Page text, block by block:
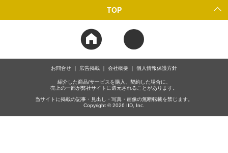
TOP
お問合せ 広告掲載 会社概要 個人情報保護方針
紹介した商品/サービスを購入、契約した場合に、
売上の一部が弊社サイトに還元されることがあります。
当サイトに掲載の記事・見出し・写真・画像の無断転載を禁じます。
Copyright © 2026 IID, Inc.